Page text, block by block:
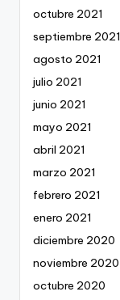
octubre 2021
septiembre 2021
agosto 2021
julio 2021
junio 2021
mayo 2021
abril 2021
marzo 2021
febrero 2021
enero 2021
diciembre 2020
noviembre 2020
octubre 2020